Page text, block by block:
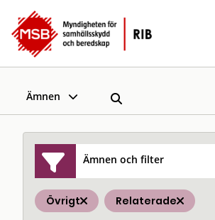
Ämnen
Ämnen och filter
Övrigt Relaterade